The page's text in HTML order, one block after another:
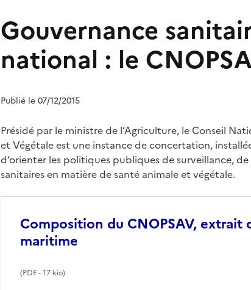
Gouvernance
national : le
Publié le 07/12/2015
Présidé par le ministre de l’Agriculture, le Conseil
et Végétale est une instance de concertation,
d’orienter les politiques publiques de surveillance,
sanitaires en matière de santé animale et végétale.
Composition du CNOPSAV,
maritime
(PDF- 17 kio)